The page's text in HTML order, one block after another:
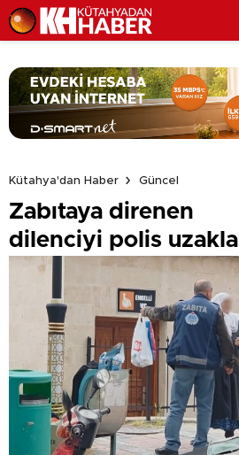
Kütahya'dan Haber
Güncel
Zabıtaya direnen
dilenciyi polis